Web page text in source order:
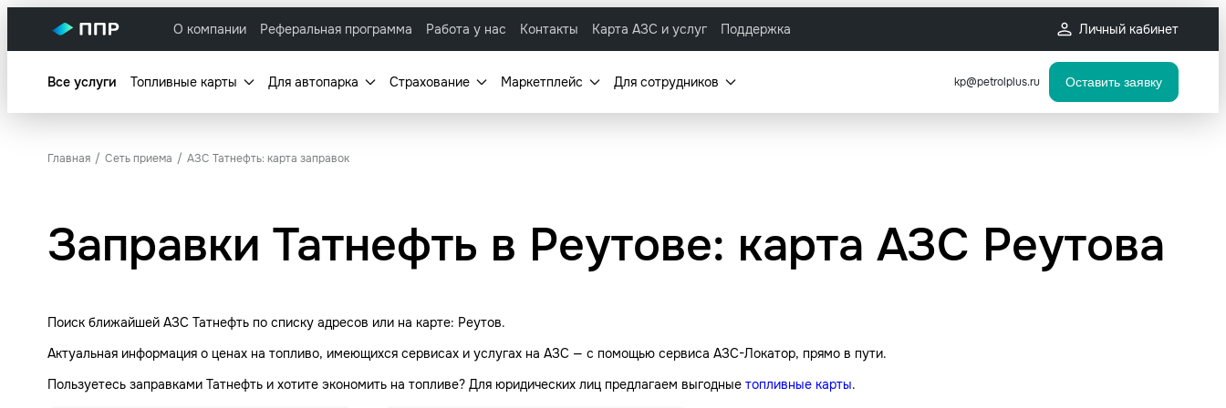
О компании Реферальная программа Работа у нас Контакты Карта АЗС и услуг Поддержка Личный кабинет
Все услуги Топливные карты Для автопарка Страхование Маркетплейс Для сотрудников kp@petrolplus.ru Оставить заявку
Главная Сеть приема АЗС Татнефть: карта заправок
Заправки Татнефть в Реутове: карта АЗС Реутова
Поиск ближайшей АЗС Татнефть по списку адресов или на карте: Реутов.
Актуальная информация о ценах на топливо, имеющихся сервисах и услугах на АЗС — с помощью сервиса АЗС-Локатор, прямо в пути.
Пользуетесь заправками Татнефть и хотите экономить на топливе? Для юридических лиц предлагаем выгодные топливные карты.